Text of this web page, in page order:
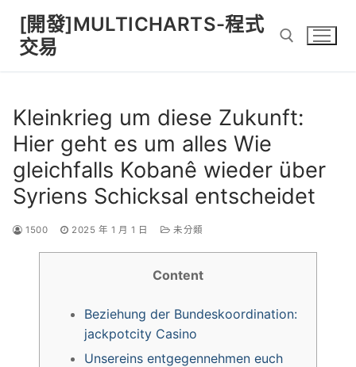
content
[開發]MULTICHARTS-程式
交易
Kleinkrieg um diese Zukunft:
Hier geht es um alles Wie
gleichfalls Kobanê wieder über
Syriens Schicksal entscheidet
1500 2025 年 1 月 1 日 未分類
Content
Beziehung der Bundeskoordination:
jackpotcity Casino
Unsereins entgegennehmen euch